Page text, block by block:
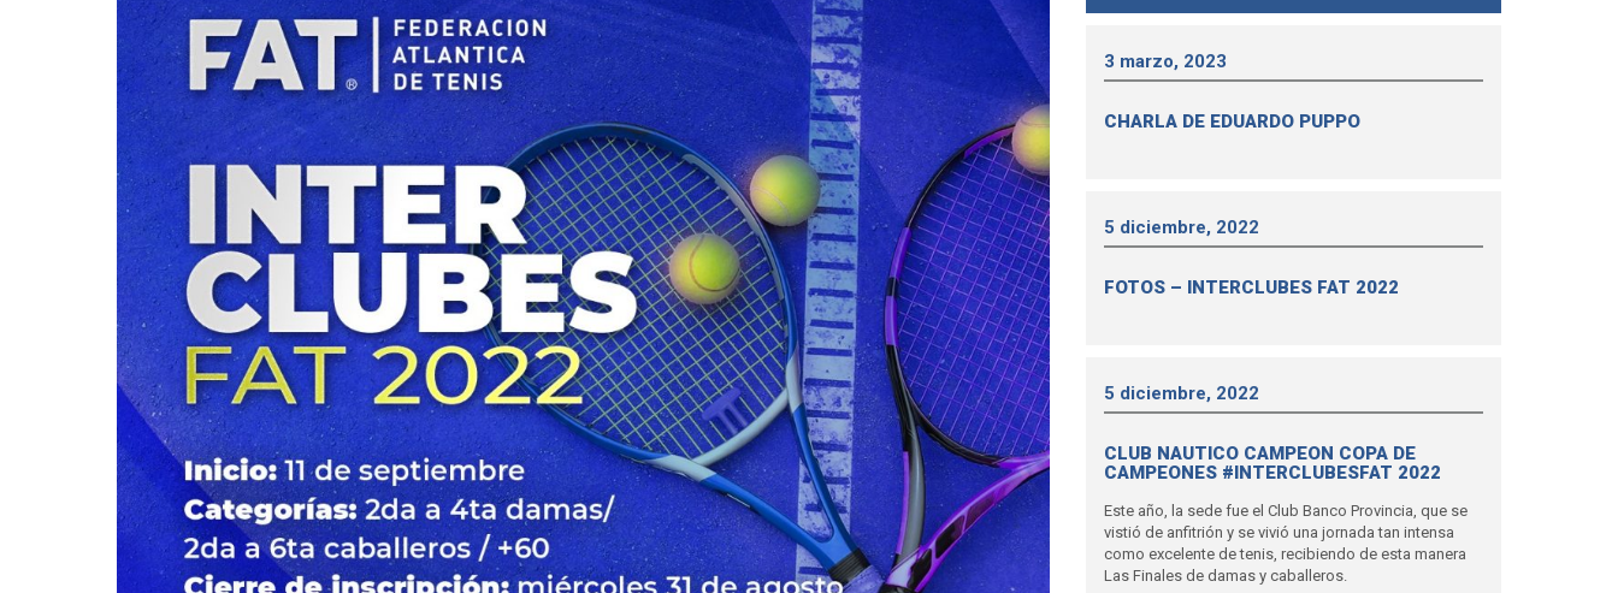
3 marzo, 2023
CHARLA DE EDUARDO PUPPO
5 diciembre, 2022
FOTOS – INTERCLUBES FAT 2022
5 diciembre, 2022
CLUB NAUTICO CAMPEON COPA DE
CAMPEONES #INTERCLUBESFAT 2022
Este año, la sede fue el Club Banco Provincia, que se
vistió de anfitrión y se vivió una jornada tan intensa
como excelente de tenis, recibiendo de esta manera
Las Finales de damas y caballeros.